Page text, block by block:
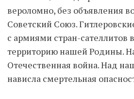
вероломно, без объявления
Советский Союз.
с армиями стран-сателлитов
территорию нашей Родины.
Отечественная война. Над
нависла смертельная